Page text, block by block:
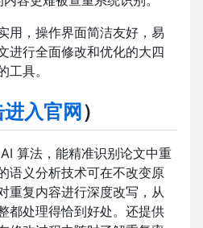
用，操作界面简洁友好，易
进行全面修改和优化的大四
具。
进入官网）
AI 算法，能精准识别论文中重
语义分析技术可在不改变原
重复内容进行深度改写，从
都处理得恰到好处。还提供